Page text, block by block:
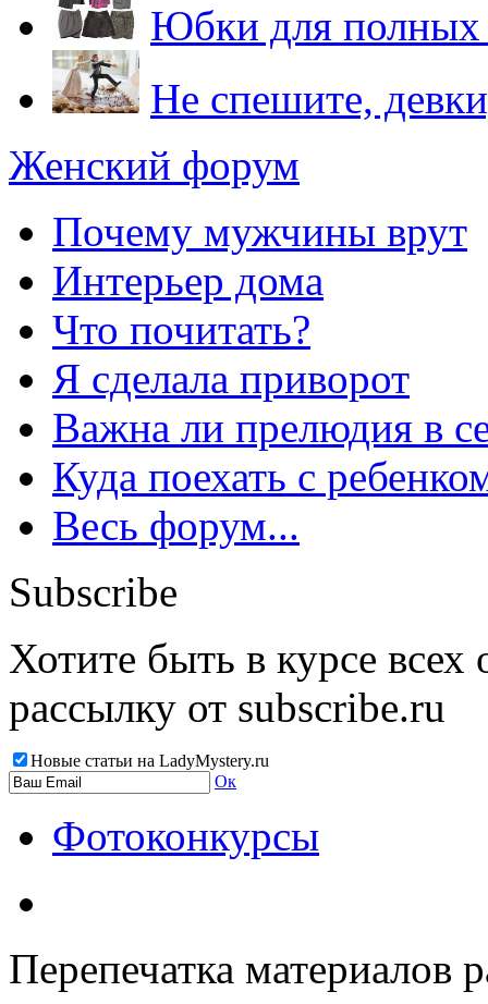
Юбки для
Не спешите,
Женский форум
Почему мужчины врут
Интерьер дома
Что почитать?
Я сделала приворот
Важна ли прелюдия в
Куда поехать с
Весь форум...
Subscribe
Хотите быть в курсе
рассылку от subscribe.ru
Новые статьи на LadyMystery.ru
Ок
Фотоконкурсы
Перепечатка материалов